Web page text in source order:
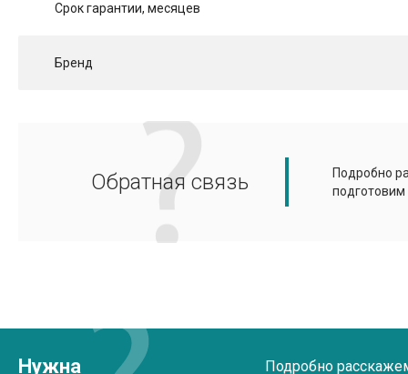
Срок гарантии, месяцев
Бренд
Обратная связь
Подробно
Нужна Подробно